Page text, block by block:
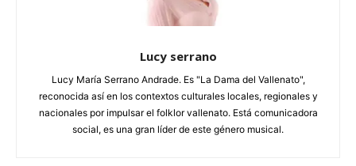
Lucy serrano
Lucy María Serrano Andrade. Es "La Dama del Vallenato",
reconocida así en los contextos culturales locales, regionales y
nacionales por impulsar el folklor vallenato. Está comunicadora
social, es una gran líder de este género musical.